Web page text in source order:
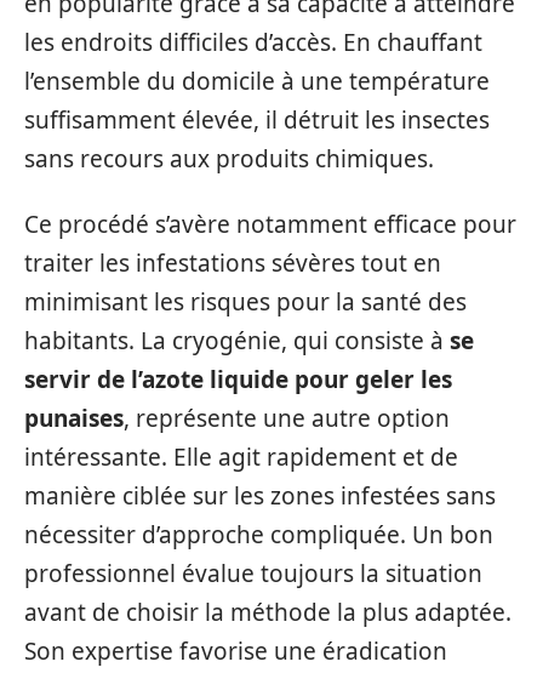
les endroits difficiles d’accès. En chauffant
l’ensemble du domicile à une température
suffisamment élevée, il détruit les insectes
sans recours aux produits chimiques.
Ce procédé s’avère notamment efficace pour
traiter les infestations sévères tout en
minimisant les risques pour la santé des
habitants. La cryogénie, qui consiste à se
servir de l’azote liquide pour geler les
punaises, représente une autre option
intéressante. Elle agit rapidement et de
manière ciblée sur les zones infestées sans
nécessiter d’approche compliquée. Un bon
professionnel évalue toujours la situation
avant de choisir la méthode la plus adaptée.
Son expertise favorise une éradication